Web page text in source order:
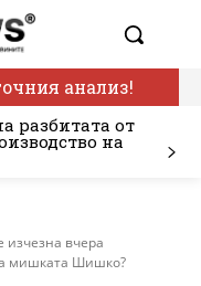
анализ!
разбитата от
на
изчезна вчера
мишката Шишко?